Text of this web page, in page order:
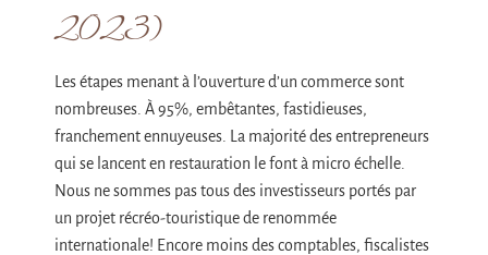
2023)
Les étapes menant à l’ouverture d’un commerce sont
nombreuses. À 95%, embêtantes, fastidieuses,
franchement ennuyeuses. La majorité des entrepreneurs
qui se lancent en restauration le font à micro échelle.
Nous ne sommes pas tous des investisseurs portés par
un projet récréo-touristique de renommée
internationale! Encore moins des comptables, fiscalistes